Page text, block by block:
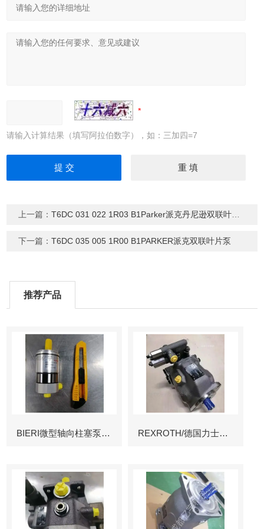
请输入计算结果（填写阿拉伯数字），如：三加四=7
上一篇：T6DC 031 022 1R03 B1Parker派克丹尼逊双联叶片泵
下一篇：T6DC 035 005 1R00 B1PARKER派克双联叶片泵
推荐产品
BIERI微型轴向柱塞泵AKP REXROTH/德国力士乐叶片泵